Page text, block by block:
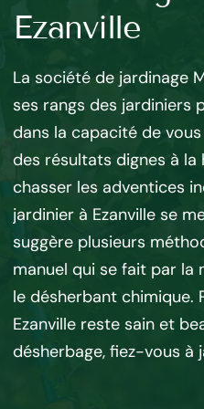
Ezanville
La société de jardinage
ses rangs des jardiniers
dans la capacité de
des résultats dignes à
chasser les adventices
jardinier à Ezanville se
suggère plusieurs
manuel qui se fait par la
le désherbant chimique.
Ezanville reste sain et
désherbage, fiez-vous à